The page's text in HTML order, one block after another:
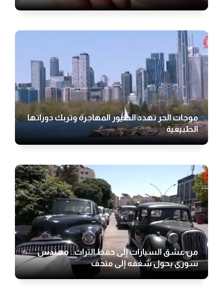
موجات الحر تهدد الطيور المهاجرة وتربك دوراتها
الطبيعية
من عشق السيارات إلى حفظ التراث.. مهندس
سوري يحول شغفه إلى متحف